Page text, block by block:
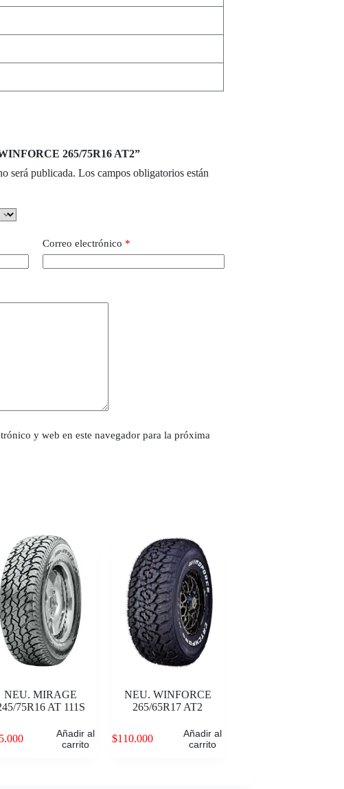
265/75R16 AT2”
será publicada. Los campos obligatorios están
Correo electrónico *
y web en este navegador para la próxima
NEU. MIRAGE
75R16 AT 111S
Añadir al
carrito
NEU. WINFORCE
265/65R17 AT2
$110.000
Añadir al
carrito